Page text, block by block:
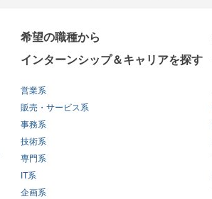
希望の職種から
インターンシップ＆キャリアを探す
営業系
販売・サービス系
事務系
技術系
専門系
IT系
企画系